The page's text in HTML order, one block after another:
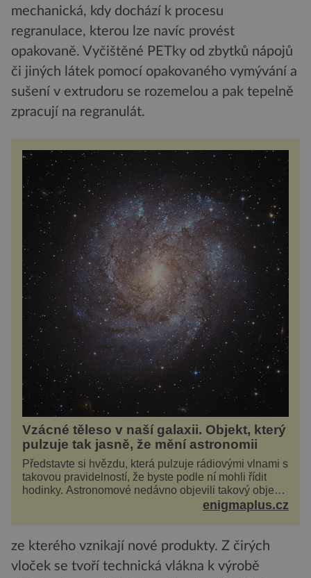
mechanická, kdy dochází k procesu
regranulace, kterou lze navíc provést
opakovaně. Vyčištěné PETky od zbytků nápojů
či jiných látek pomocí opakovaného vymývání a
sušení v extrudoru se rozemelou a pak tepelně
zpracují na regranulát.
Vzácné těleso v naší galaxii. Objekt, který
pulzuje tak jasně, že mění astronomii
Představte si hvězdu, která pulzuje rádiovými vlnami s
takovou pravidelností, že byste podle ní mohli řídit
hodinky. Astronomové nedávno objevili takový objekt
v naší vlastní galaxii, ale jeho chování...enigmaplus.cz
ze kterého vznikají nové produkty. Z čirých
vloček se tvoří technická vlákna k výrobě